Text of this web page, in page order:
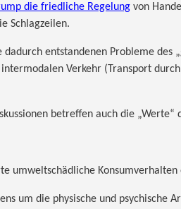
die friedliche Regelung von
Schlagzeilen.
entstandenen Probleme des
Verkehr (Transport
betreffen auch die
umweltschädliche
um die physische und psychische